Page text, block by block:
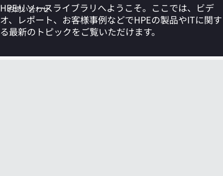
ツ
に
ス
ッ
お問い合わせ
カートは空です
HPEリソースライブラリへようこそ。ここでは、ビデ
オ、レポート、お客様事例などでHPEの製品やITに関す
る最新のトピックをご覧いただけます。